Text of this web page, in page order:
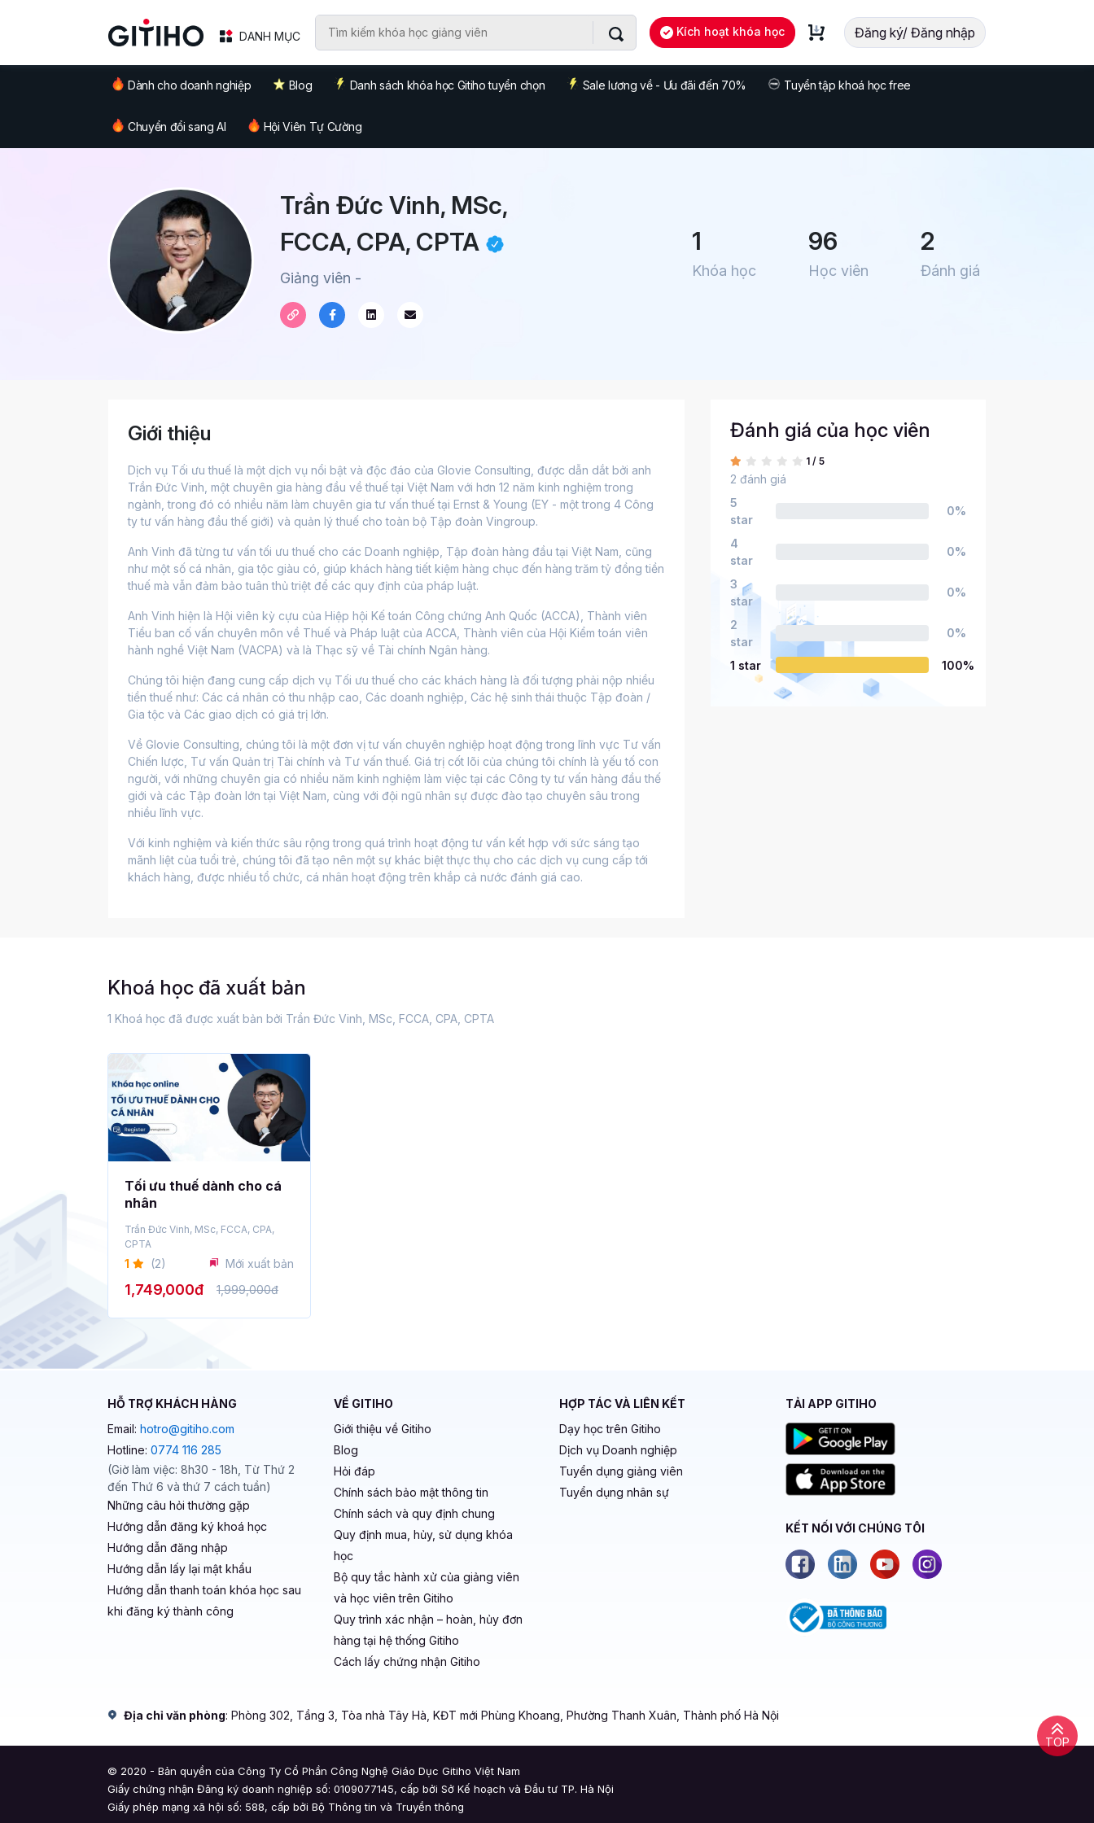
DANH MỤC Kích hoạt khóa học Đăng ký/ Đăng nhập
Dành cho doanh nghiệp Blog Danh sách khóa học Gitiho tuyển chọn Sale lương về - Ưu đãi đến 70% Tuyển tập khoá học free
Chuyển đổi sang AI Hội Viên Tự Cường
Trần Đức Vinh, MSc,
FCCA, CPA, CPTA
Giảng viên -
1
Khóa học
96
Học viên
2
Đánh giá
Giới thiệu
Dịch vụ Tối ưu thuế là một dịch vụ nổi bật và độc đáo của Glovie Consulting, được dẫn dắt bởi anh
Trần Đức Vinh, một chuyên gia hàng đầu về thuế tại Việt Nam với hơn 12 năm kinh nghiệm trong
ngành, trong đó có nhiều năm làm chuyên gia tư vấn thuế tại Ernst & Young (EY - một trong 4 Công
ty tư vấn hàng đầu thế giới) và quản lý thuế cho toàn bộ Tập đoàn Vingroup.
Anh Vinh đã từng tư vấn tối ưu thuế cho các Doanh nghiệp, Tập đoàn hàng đầu tại Việt Nam, cũng
như một số cá nhân, gia tộc giàu có, giúp khách hàng tiết kiệm hàng chục đến hàng trăm tỷ đồng tiền
thuế mà vẫn đảm bảo tuân thủ triệt để các quy định của pháp luật.
Anh Vinh hiện là Hội viên kỳ cựu của Hiệp hội Kế toán Công chứng Anh Quốc (ACCA), Thành viên
Tiểu ban cố vấn chuyên môn về Thuế và Pháp luật của ACCA, Thành viên của Hội Kiểm toán viên
hành nghề Việt Nam (VACPA) và là Thạc sỹ về Tài chính Ngân hàng.
Chúng tôi hiện đang cung cấp dịch vụ Tối ưu thuế cho các khách hàng là đối tượng phải nộp nhiều
tiền thuế như: Các cá nhân có thu nhập cao, Các doanh nghiệp, Các hệ sinh thái thuộc Tập đoàn /
Gia tộc và Các giao dịch có giá trị lớn.
Về Glovie Consulting, chúng tôi là một đơn vị tư vấn chuyên nghiệp hoạt động trong lĩnh vực Tư vấn
Chiến lược, Tư vấn Quản trị Tài chính và Tư vấn thuế. Giá trị cốt lõi của chúng tôi chính là yếu tố con
người, với những chuyên gia có nhiều năm kinh nghiệm làm việc tại các Công ty tư vấn hàng đầu thế
giới và các Tập đoàn lớn tại Việt Nam, cùng với đội ngũ nhân sự được đào tạo chuyên sâu trong
nhiều lĩnh vực.
Với kinh nghiệm và kiến thức sâu rộng trong quá trình hoạt động tư vấn kết hợp với sức sáng tạo
mãnh liệt của tuổi trẻ, chúng tôi đã tạo nên một sự khác biệt thực thụ cho các dịch vụ cung cấp tới
khách hàng, được nhiều tổ chức, cá nhân hoạt động trên khắp cả nước đánh giá cao.
Đánh giá của học viên
1 / 5
2 đánh giá
5
star
0%
4
star
0%
3
star
0%
2
star
0%
1 star 100%
Khoá học đã xuất bản
1 Khoá học đã được xuất bản bởi Trần Đức Vinh, MSc, FCCA, CPA, CPTA
Tối ưu thuế dành cho cá
nhân
Trần Đức Vinh, MSc, FCCA, CPA,
CPTA
1 (2) Mới xuất bản
1,749,000đ 1,999,000đ
TOP
HỖ TRỢ KHÁCH HÀNG
Email: hotro@gitiho.com
Hotline: 0774 116 285
(Giờ làm việc: 8h30 - 18h, Từ Thứ 2
đến Thứ 6 và thứ 7 cách tuần)
Những câu hỏi thường gặp
Hướng dẫn đăng ký khoá học
Hướng dẫn đăng nhập
Hướng dẫn lấy lại mật khẩu
Hướng dẫn thanh toán khóa học sau
khi đăng ký thành công
VỀ GITIHO
Giới thiệu về Gitiho
Blog
Hỏi đáp
Chính sách bảo mật thông tin
Chính sách và quy định chung
Quy định mua, hủy, sử dụng khóa
học
Bộ quy tắc hành xử của giảng viên
và học viên trên Gitiho
Quy trình xác nhận – hoàn, hủy đơn
hàng tại hệ thống Gitiho
Cách lấy chứng nhận Gitiho
HỢP TÁC VÀ LIÊN KẾT
Dạy học trên Gitiho
Dịch vụ Doanh nghiệp
Tuyển dụng giảng viên
Tuyển dụng nhân sự
TẢI APP GITIHO
KẾT NỐI VỚI CHÚNG TÔI
Địa chỉ văn phòng: Phòng 302, Tầng 3, Tòa nhà Tây Hà, KĐT mới Phùng Khoang, Phường Thanh Xuân, Thành phố Hà Nội
© 2020 - Bản quyền của Công Ty Cổ Phần Công Nghệ Giáo Dục Gitiho Việt Nam
Giấy chứng nhận Đăng ký doanh nghiệp số: 0109077145, cấp bởi Sở Kế hoạch và Đầu tư TP. Hà Nội
Giấy phép mạng xã hội số: 588, cấp bởi Bộ Thông tin và Truyền thông